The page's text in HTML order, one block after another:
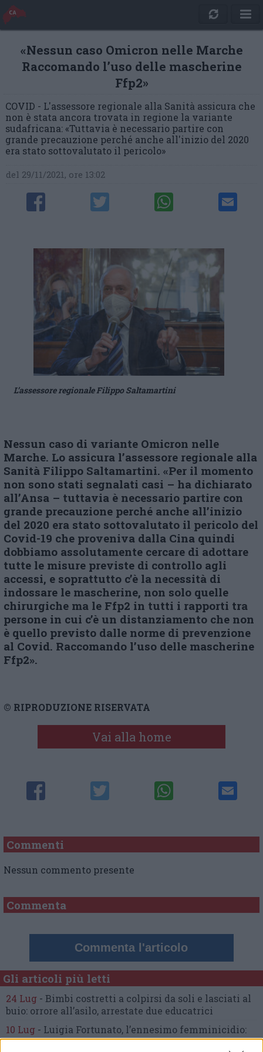
«Nessun caso Omicron nelle Marche
Raccomando l’uso delle mascherine
Ffp2»
COVID - L'assessore regionale alla Sanità assicura che
non è stata ancora trovata in regione la variante
sudafricana: «Tuttavia è necessario partire con
grande precauzione perché anche all'inizio del 2020
era stato sottovalutato il pericolo»
del 29/11/2021, ore 13:02
L’assessore regionale Filippo Saltamartini
Nessun caso di variante Omicron nelle
Marche. Lo assicura l’assessore regionale alla
Sanità Filippo Saltamartini. «Per il momento
non sono stati segnalati casi – ha dichiarato
all’Ansa – tuttavia è necessario partire con
grande precauzione perché anche all’inizio
del 2020 era stato sottovalutato il pericolo del
Covid-19 che proveniva dalla Cina quindi
dobbiamo assolutamente cercare di adottare
tutte le misure previste di controllo agli
accessi, e soprattutto c’è la necessità di
indossare le mascherine, non solo quelle
chirurgiche ma le Ffp2 in tutti i rapporti tra
persone in cui c’è un distanziamento che non
è quello previsto dalle norme di prevenzione
al Covid. Raccomando l’uso delle mascherine
Ffp2».
© RIPRODUZIONE RISERVATA
Vai alla home
Commenti
Nessun commento presente
Commenta
Commenta l'articolo
Gli articoli più letti
24 Lug - Bimbi costretti a colpirsi da soli e lasciati al
buio: orrore all’asilo, arrestate due educatrici
10 Lug - Luigia Fortunato, l’ennesimo femminicidio:
prima la lite, poi la furia col coltello